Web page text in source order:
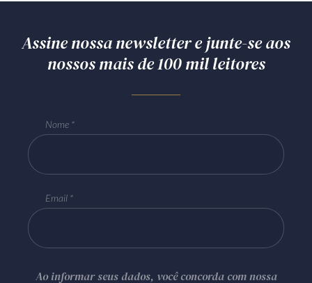
Assine nossa newsletter e junte-se aos
nossos mais de 100 mil leitores
Nome
Email
Ao informar seus dados, você concorda com nossa